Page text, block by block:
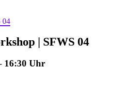
04
| SFWS 04
16:30